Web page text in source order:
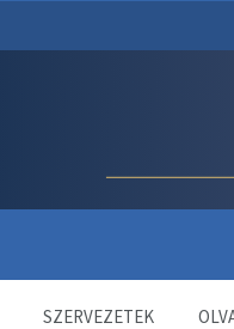
SZERVEZETEK